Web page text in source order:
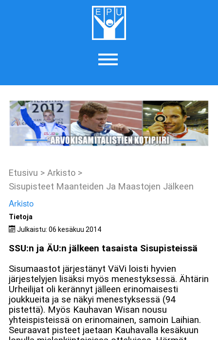
Etusivu > Arkisto >
Sisupisteet Maanteiden Ja Maastojen Jälkeen
Arkisto
Tietoja
Julkaistu: 06 kesäkuu 2014
SSU:n ja ÄU:n jälkeen tasaista Sisupisteissä
Sisumaastot järjestänyt VäVi loisti hyvien
järjestelyjen lisäksi myös menestyksessä. Ähtärin
Urheilijat oli kerännyt jälleen erinomaisesti
joukkueita ja se näkyi menestyksessä (94
pistettä). Myös Kauhavan Wisan nousu
yhteispisteissä on erinomainen, samoin Laihian.
Seuraavat pisteet jaetaan Kauhavalla kesäkuun